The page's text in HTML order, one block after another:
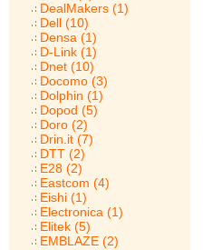
DealMakers (1)
Dell (10)
Densa (1)
D-Link (1)
Dnet (10)
Docomo (3)
Dolphin (1)
Dopod (5)
Doro (2)
Drin.it (7)
DTT (2)
E28 (2)
Eastcom (4)
Eishi (1)
Electronica (1)
Elitek (5)
EMBLAZE (2)